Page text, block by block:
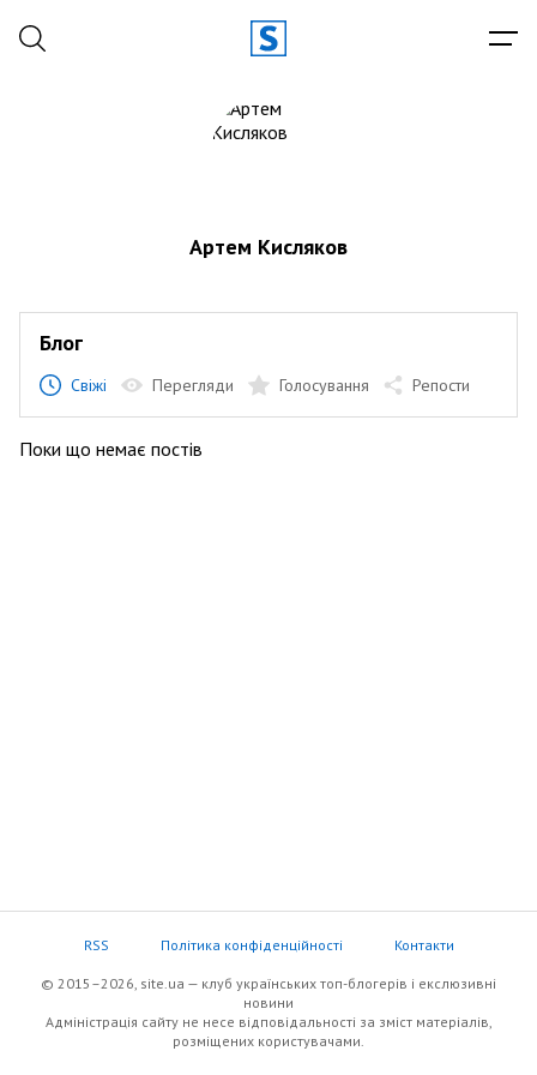
Артем Кисляков
Блог
Свіжі Перегляди Голосування Репости
Поки що немає постів
RSS Політика конфіденційності Контакти
© 2015–2026, site.ua — клуб українських топ-блогерів i екслюзивнi
новини
Адміністрація сайту не несе відповідальності за зміст матеріалів,
розміщених користувачами.